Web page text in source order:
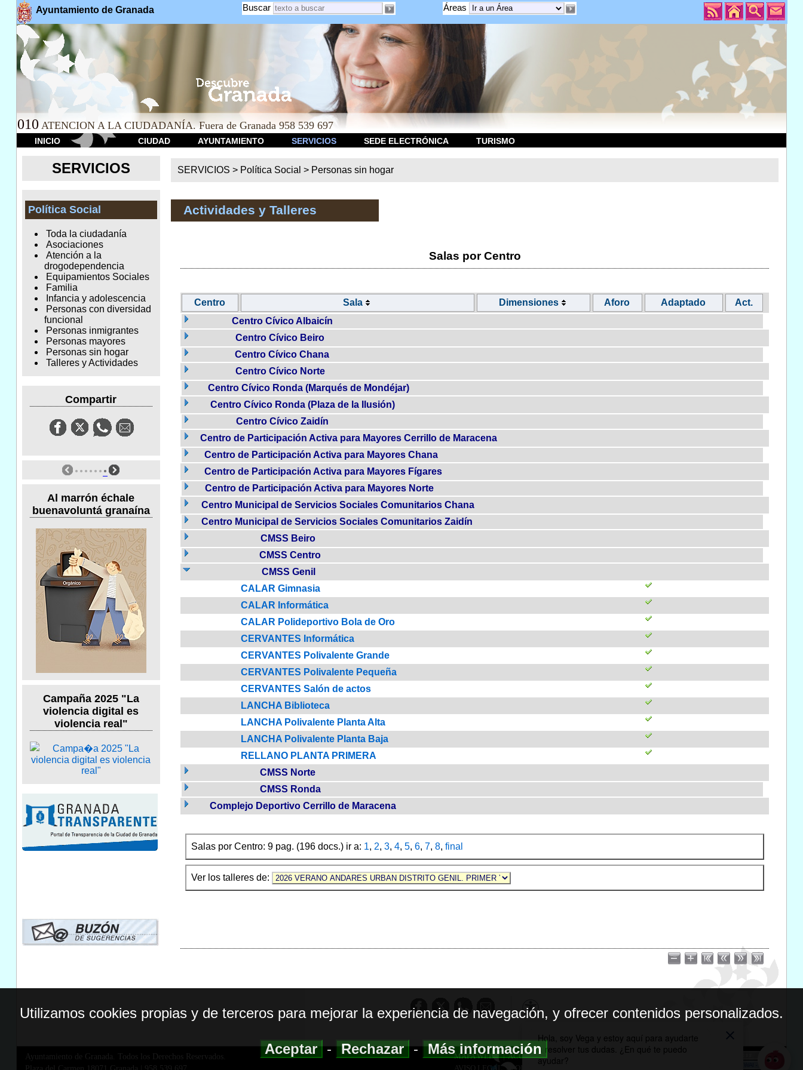
Ayuntamiento de Granada Áreas
Buscar
010 ATENCION A LA CIUDADANÍA. Fuera de Granada 958 539 697
INICIO CIUDAD AYUNTAMIENTO SERVICIOS SEDE ELECTRÓNICA TURISMO
SERVICIOS
Política Social
Toda la ciudadanía
Asociaciones
Atención a la
drogodependencia
Equipamientos Sociales
Familia
Infancia y adolescencia
Personas con diversidad
funcional
Personas inmigrantes
Personas mayores
Personas sin hogar
Talleres y Actividades
Compartir
Al marrón échale
buenavoluntá granaína
Campaña 2025 "La
violencia digital es
violencia real"
SERVICIOS > Política Social > Personas sin hogar
Actividades y Talleres
Salas por Centro
Centro Sala Dimensiones Aforo Adaptado
Act.
Centro Cívico Albaicín
Centro Cívico Beiro
Centro Cívico Chana
Centro Cívico Norte
Centro Cívico Ronda (Marqués de Mondéjar)
Centro Cívico Ronda (Plaza de la Ilusión)
Centro Cívico Zaidín
Centro de Participación Activa para Mayores Cerrillo de Maracena
Centro de Participación Activa para Mayores Chana
Centro de Participación Activa para Mayores Fígares
Centro de Participación Activa para Mayores Norte
Centro Municipal de Servicios Sociales Comunitarios Chana
Centro Municipal de Servicios Sociales Comunitarios Zaidín
CMSS Beiro
CMSS Centro
CMSS Genil
CALAR Gimnasia
CALAR Informática
CALAR Polideportivo Bola de Oro
CERVANTES Informática
CERVANTES Polivalente Grande
CERVANTES Polivalente Pequeña
CERVANTES Salón de actos
LANCHA Biblioteca
LANCHA Polivalente Planta Alta
LANCHA Polivalente Planta Baja
RELLANO PLANTA PRIMERA
CMSS Norte
CMSS Ronda
Complejo Deportivo Cerrillo de Maracena
Salas por Centro: 9 pag. (196 docs.) ir a: 1, 2, 3, 4, 5, 6, 7, 8, final
Ver los talleres de:
Ayuntamiento de Granada. Todos los Derechos Reservados.
MAPA WEB|ACCESIBILIDAD
AVISO LEGAL| POLITICA DE PRIVACIDAD
Utilizamos cookies propias y de terceros para mejorar la experiencia de navegación, y ofrecer contenidos personalizados.
Aceptar-Rechazar-Más información